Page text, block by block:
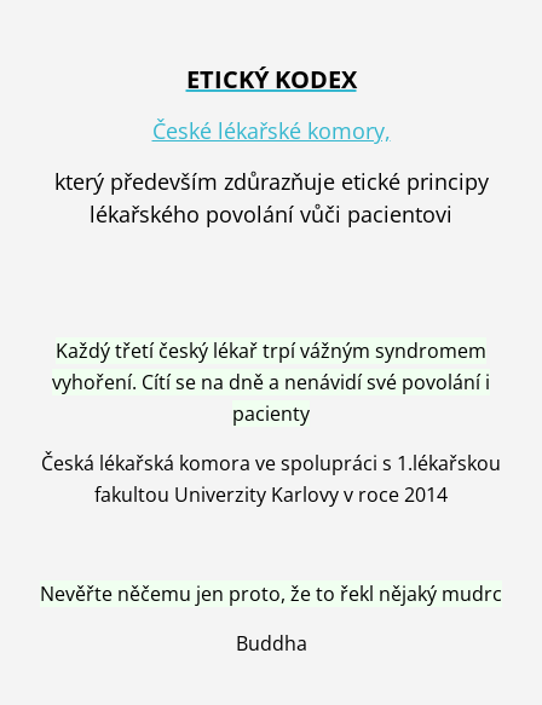
ETICKÝ KODEX
České lékařské komory,
který především zdůrazňuje etické principy
lékařského povolání vůči pacientovi
Každý třetí český lékař trpí vážným syndromem
vyhoření. Cítí se na dně a nenávidí své povolání i
pacienty
Česká lékařská komora ve spolupráci s 1.lékařskou
fakultou Univerzity Karlovy v roce 2014
Nevěřte něčemu jen proto, že to řekl nějaký mudrc
Buddha